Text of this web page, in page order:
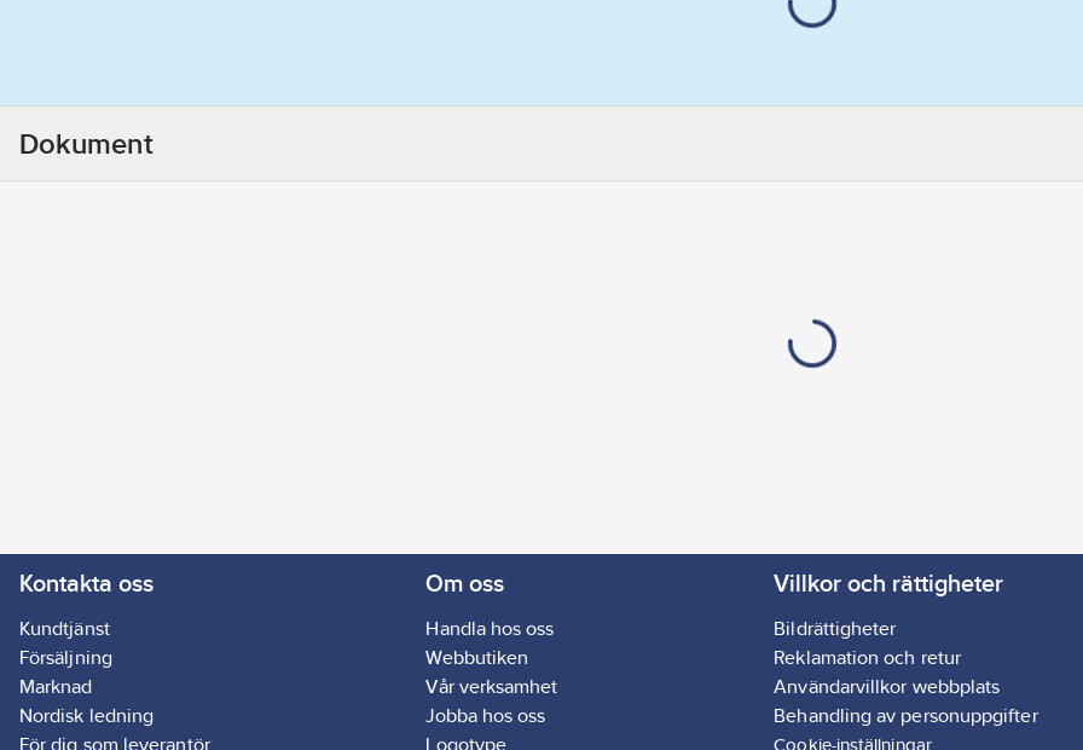
Dokument
Kontakta oss
Kundtjänst
Försäljning
Marknad
Nordisk ledning
För dig som leverantör
Om oss
Handla hos oss
Webbutiken
Vår verksamhet
Jobba hos oss
Logotype
Villkor och rättigheter
Bildrättigheter
Reklamation och retur
Användarvillkor webbplats
Behandling av personuppgifter
Cookie-inställningar